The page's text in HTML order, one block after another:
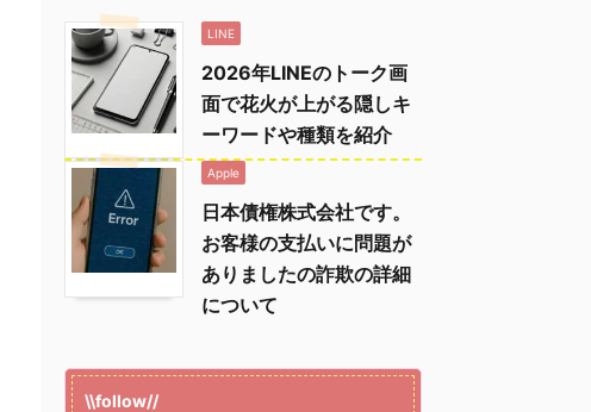
LINE
2026年LINEのトーク画
面で花火が上がる隠しキ
ーワードや種類を紹介
Apple
日本債権株式会社です。
お客様の支払いに問題が
ありましたの詐欺の詳細
について
\\follow//